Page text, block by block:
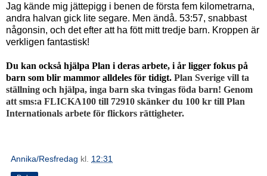
Jag kände mig jättepigg i benen de första fem kilometrarna,
andra halvan gick lite segare. Men ändå. 53:57, snabbast
någonsin, och det efter att ha fött mitt tredje barn. Kroppen är
verkligen fantastisk!
Du kan också hjälpa Plan i deras arbete, i år ligger fokus på
barn som blir mammor alldeles för tidigt. Plan Sverige vill ta
ställning och hjälpa, inga barn ska tvingas föda barn! Genom
att sms:a FLICKA100 till 72910 skänker du 100 kr till Plan
Internationals arbete för flickors rättigheter.
Annika/Resfredag kl. 12:31